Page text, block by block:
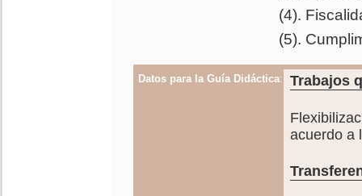
(4).
(5).
Datos para la Guía Didáctica: Trabajos
acuerdo a